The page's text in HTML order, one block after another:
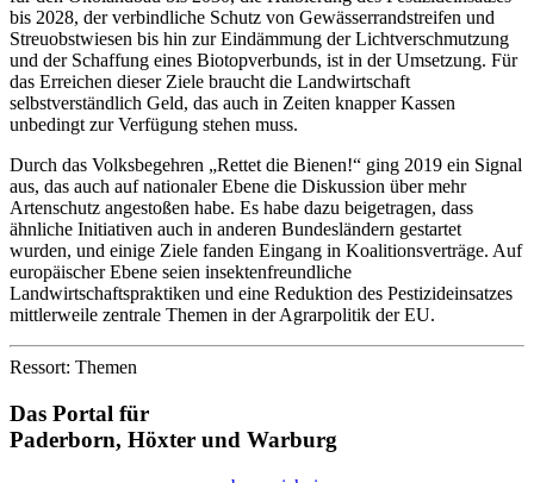
bis 2028, der verbindliche Schutz von Gewässerrandstreifen und
Streuobstwiesen bis hin zur Eindämmung der Lichtverschmutzung
und der Schaffung eines Biotopverbunds, ist in der Umsetzung. Für
das Erreichen dieser Ziele braucht die Landwirtschaft
selbstverständlich Geld, das auch in Zeiten knapper Kassen
unbedingt zur Verfügung stehen muss.
Durch das Volksbegehren „Rettet die Bienen!“ ging 2019 ein Signal
aus, das auch auf nationaler Ebene die Diskussion über mehr
Artenschutz angestoßen habe. Es habe dazu beigetragen, dass
ähnliche Initiativen auch in anderen Bundesländern gestartet
wurden, und einige Ziele fanden Eingang in Koalitionsverträge. Auf
europäischer Ebene seien insektenfreundliche
Landwirtschaftspraktiken und eine Reduktion des Pestizideinsatzes
mittlerweile zentrale Themen in der Agrarpolitik der EU.
Ressort: Themen
Das Portal für
Paderborn, Höxter und Warburg